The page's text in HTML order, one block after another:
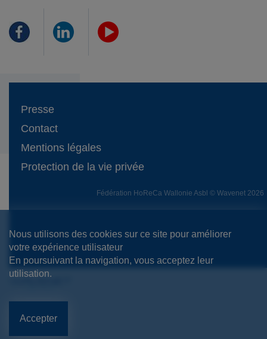
Nous utilisons des cookies sur ce site pour améliorer
votre expérience utilisateur
En poursuivant la navigation, vous acceptez leur
utilisation.
Accepter
Presse
Contact
Mentions légales
Protection de la vie privée
Fédération HoReCa Wallonie Asbl © Wavenet 2026